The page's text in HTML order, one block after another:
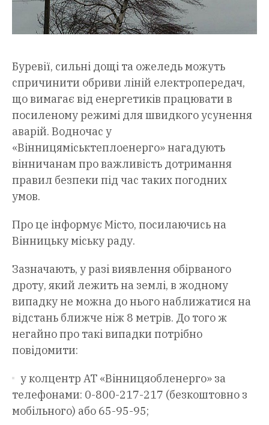
Буревії, сильні дощі та ожеледь можуть
спричинити обриви ліній електропередач,
що вимагає від енергетиків працювати в
посиленому режимі для швидкого усунення
аварій. Водночас у
«Вінницяміськтеплоенерго» нагадують
вінничанам про важливість дотримання
правил безпеки під час таких погодних
умов.
Про це інформує Місто, посилаючись на
Вінницьку міську раду.
Зазначають, у разі виявлення обірваного
дроту, який лежить на землі, в жодному
випадку не можна до нього наближатися на
відстань ближче ніж 8 метрів. До того ж
негайно про такі випадки потрібно
повідомити:
у колцентр АТ «Вінницяобленерго» за
телефонами: 0-800-217-217 (безкоштовно з
мобільного) або 65-95-95;